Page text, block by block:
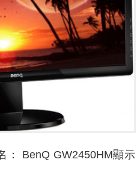
： BenQ GW2450HM顯示